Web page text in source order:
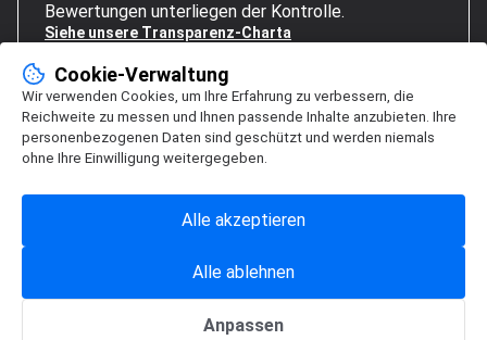
Bewertungen unterliegen der Kontrolle.
Siehe unsere Transparenz-Charta
Cookie-Verwaltung
Cookie-Verwaltung
Wir verwenden Cookies, um Ihre Erfahrung zu verbessern, die
Reichweite zu messen und Ihnen passende Inhalte anzubieten. Ihre
personenbezogenen Daten sind geschützt und werden niemals
ohne Ihre Einwilligung weitergegeben.
Anpassen
Alle ablehnen
Alle akzeptieren